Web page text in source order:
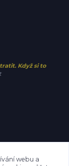
Když si to
webu a